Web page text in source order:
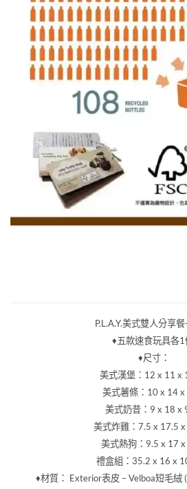
P.L.A.Y.美式雙人分享
♦五款速食玩具各1
♦尺寸：
美式漢堡：12 x 11 x
美式薯條：10 x 14 x
美式奶昔：9 x 18 x
美式炸雞：7.5 x 17.5 x
美式熱狗：9.5 x 17 x
禮盒組：35.2 x 16 x
♦材質： Exterior表皮 – Velboa短毛絨